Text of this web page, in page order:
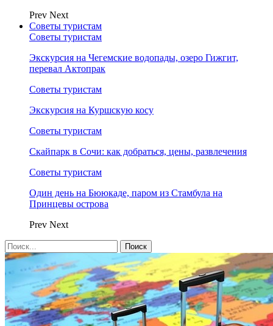
Prev Next
Советы туристам
Советы туристам
Экскурсия на Чегемские водопады, озеро Гижгит,
перевал Актопрак
Советы туристам
Экскурсия на Куршскую косу
Советы туристам
Скайпарк в Сочи: как добраться, цены, развлечения
Советы туристам
Один день на Бююкаде, паром из Стамбула на
Принцевы острова
Prev Next